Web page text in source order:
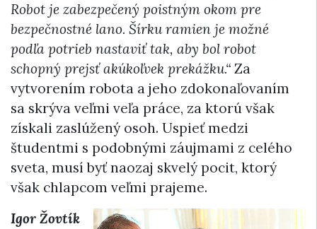
Robot je zabezpečený poistným okom pre
bezpečnostné lano. Šírku ramien je možné
podľa potrieb nastaviť tak, aby bol robot
schopný prejsť akúkoľvek prekážku.“ Za
vytvorením robota a jeho zdokonaľovaním
sa skrýva veľmi veľa práce, za ktorú však
získali zaslúžený osoh. Uspieť medzi
študentmi s podobnými záujmami z celého
sveta, musí byť naozaj skvelý pocit, ktorý
však chlapcom veľmi prajeme.
Igor Žovtík